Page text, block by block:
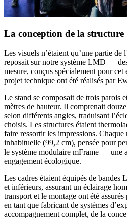
La conception de la structure
Les visuels n’étaient qu’une partie de
reposait sur notre système LMD —
mesure, conçus spécialement pour
projet technique ont été réalisés par
Le stand se composait de trois parois
mètres de hauteur. Il comprenait
selon différents angles, traduisant
choisis. Les structures étaient
faire ressortir les impressions.
inhabituelle (99,2 cm), pensée pour
le système modulaire mFrame — une
engagement écologique.
Les cadres étaient équipés de bandes
et inférieurs, assurant un éclairage
transport et le montage ont été
en tant que fabricant de systèmes
accompagnement complet, de la